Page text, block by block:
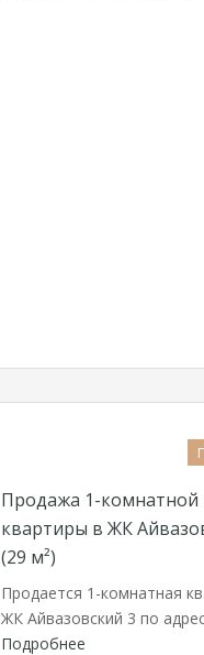
Продажа 1-комнатной
квартиры в ЖК
(29 м²)
Продается 1-комнатная
ЖК Айвазовский 3 по
Подробнее